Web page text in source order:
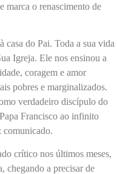
marca o renascimento de
do Pai. Toda a sua vida
Igreja. Ele nos ensinou a
coragem e amor
pobres e marginalizados.
verdadeiro discípulo do
Francisco ao infinito
crítico nos últimos meses,
chegando a precisar de